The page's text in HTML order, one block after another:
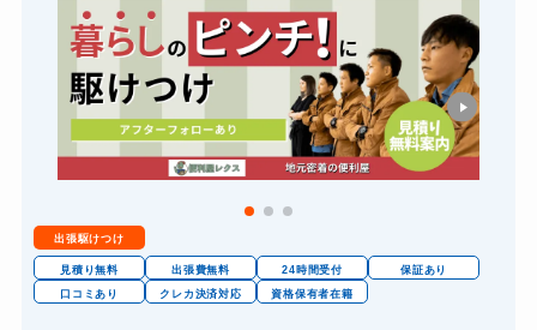
出張駆けつけ
見積り無料 出張費無料 24時間受付
保証あり
口コミあり
クレカ決済対応 資格保有者在籍